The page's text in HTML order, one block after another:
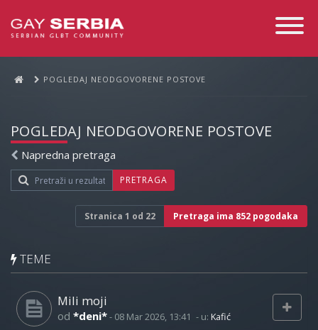
Toggle
POGLEDAJ NEODGOVORENE POSTOVE
POGLEDAJ NEODGOVORENE POSTOVE
Napredna pretraga
PRETRAGA
Stranica 1 od 22 Pretraga ima 852 pogodaka
TEME
Mili moji
od *deni*- 08 Mar 2026, 13:41 - u: Kafić